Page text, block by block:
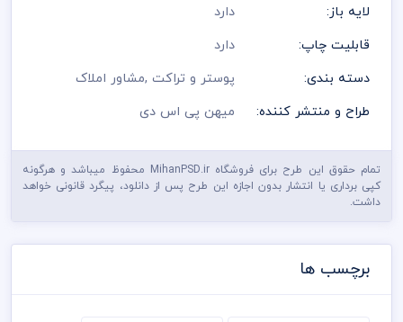
لایه باز:
دارد
قابلیت چاپ:
دارد
دسته بندی:
پوستر و تراکت,مشاور املاک
طراح و منتشر کننده:
میهن پی اس دی
تمام حقوق این طرح برای فروشگاه MihanPSD.ir محفوظ میباشد و هرگونه
کپی برداری یا انتشار بدون اجازه این طرح پس از دانلود، پیگرد قانونی خواهد
داشت.
برچسب ها